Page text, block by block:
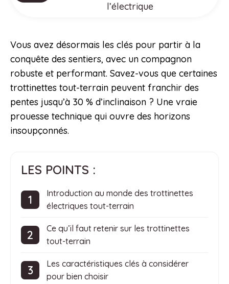
l’électrique
Vous avez désormais les clés pour partir à la
conquête des sentiers, avec un compagnon
robuste et performant. Savez-vous que certaines
trottinettes tout-terrain peuvent franchir des
pentes jusqu’à 30 % d’inclinaison ? Une vraie
prouesse technique qui ouvre des horizons
insoupçonnés.
LES POINTS :
Introduction au monde des trottinettes
électriques tout-terrain
Ce qu’il faut retenir sur les trottinettes
tout-terrain
Les caractéristiques clés à considérer
pour bien choisir